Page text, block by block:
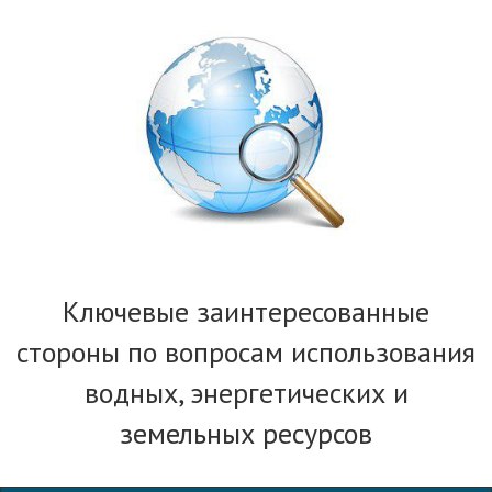
Ключевые заинтересованные
стороны по вопросам использования
водных, энергетических и
земельных ресурсов